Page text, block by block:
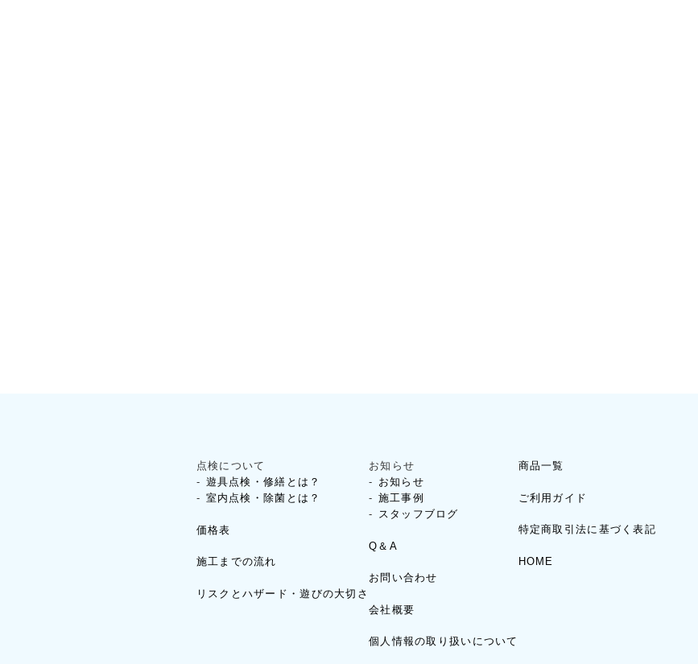
点検について
遊具点検・修繕とは？
室内点検・除菌とは？
価格表
施工までの流れ
リスクとハザード・遊びの大切さ
お知らせ
お知らせ
施工事例
スタッフブログ
Q＆A
お問い合わせ
会社概要
個人情報の取り扱いについて
商品一覧
ご利用ガイド
特定商取引法に基づく表記
HOME